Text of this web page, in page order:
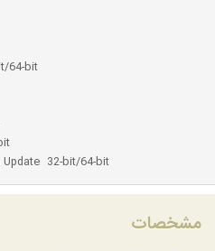
64-bit
bit
Update 32-bit/64-bit
مشخصات